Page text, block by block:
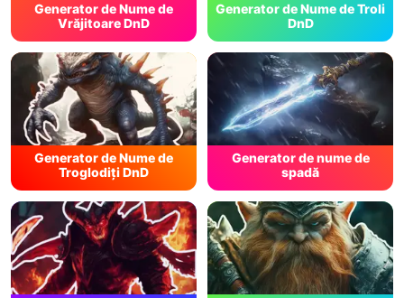
Generator de Nume de
Vrăjitoare DnD
Generator de Nume de Troli
DnD
Generator de Nume de
Troglodiți DnD
Generator de nume de
spadă